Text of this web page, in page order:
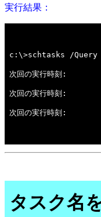
実行結果：
タスク名